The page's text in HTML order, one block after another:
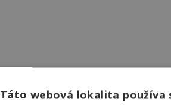
Táto webová lokalita používa